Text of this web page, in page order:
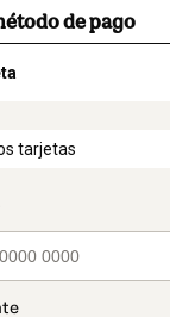
de pago
tarjetas